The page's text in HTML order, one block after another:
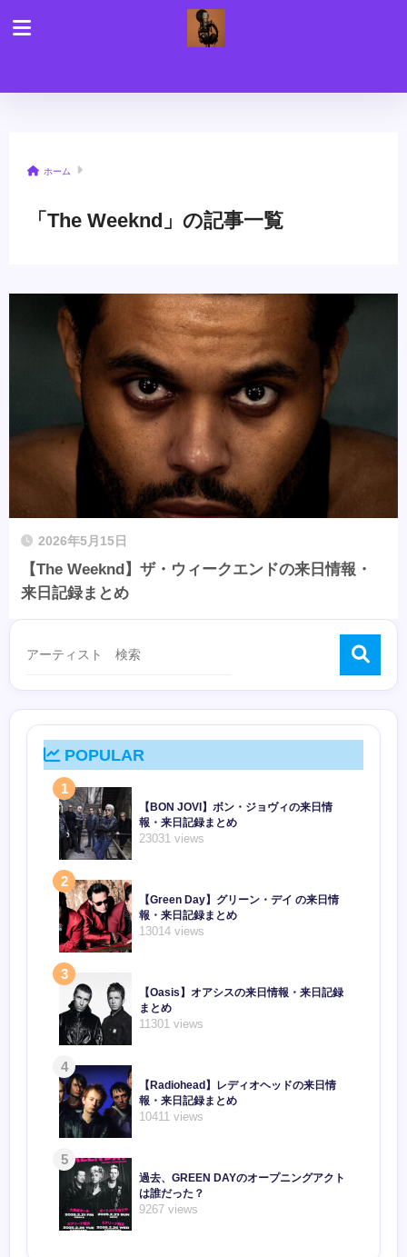
ホーム
「The Weeknd」の記事一覧
2026年5月15日
【The Weeknd】ザ・ウィークエンドの来日情報・
来日記録まとめ
POPULAR
1
【BON JOVI】ボン・ジョヴィの来日情
報・来日記録まとめ
23031 views
2
【Green Day】グリーン・デイ の来日情
報・来日記録まとめ
13014 views
3
【Oasis】オアシスの来日情報・来日記録
まとめ
11301 views
4
【Radiohead】レディオヘッドの来日情
報・来日記録まとめ
10411 views
5
過去、GREEN DAYのオープニングアクト
は誰だった？
9267 views